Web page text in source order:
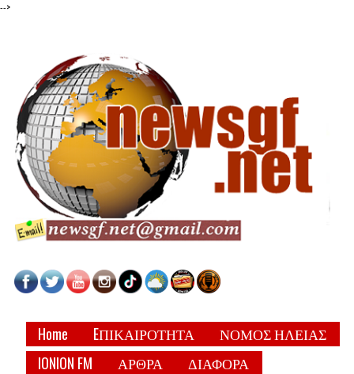
-->
Home EΠΙΚΑΙΡΟΤΗΤΑ
ΝΟΜΟΣ ΗΛΕΙΑΣ
IONION FM
ΑΡΘΡΑ
ΔΙΑΦΟΡΑ